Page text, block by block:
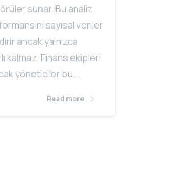
sunar. Bu analiz
sayısal veriler
ancak yalnızca
kalmaz. Finans ekipleri
yöneticiler bu...
Read more